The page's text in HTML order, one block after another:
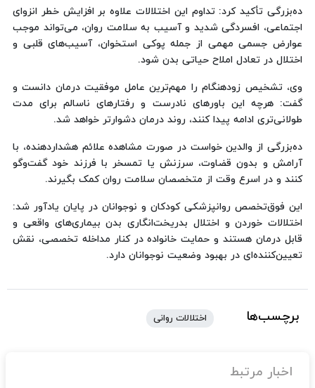
ده‌بزرگی تأکید کرد: تداوم این اختلالات علاوه بر افزایش خطر انزوای
اجتماعی، افسردگی شدید و آسیب به سلامت روان، می‌تواند موجب
عوارض جسمی مهمی از جمله پوکی استخوان، آسیب‌های قلبی و
اختلال در تعادل املاح حیاتی بدن شود.
وی، تشخیص زودهنگام را مهم‌ترین عامل موفقیت درمان دانست و
گفت: هرچه این باورهای نادرست و رفتارهای ناسالم برای مدت
طولانی‌تری ادامه پیدا کنند، روند درمان دشوارتر خواهد شد.
ده‌بزرگی از والدین خواست در صورت مشاهده علائم هشداردهنده، با
آرامش و بدون قضاوت، سرزنش یا تمسخر با فرزند خود گفت‌وگو
کنند و در اسرع وقت از متخصصان سلامت روان کمک بگیرند.
این فوق‌تخصص روانپزشکی کودکان و نوجوانان در پایان یادآور شد:
اختلالات خوردن و اختلال بدریخت‌انگاری بدن بیماری‌های واقعی و
قابل درمان هستند و حمایت خانواده در کنار مداخله تخصصی، نقش
تعیین‌کننده‌ای در بهبود وضعیت نوجوانان دارد.
برچسب‌ها اختلالات روانی
اخبار مرتبط